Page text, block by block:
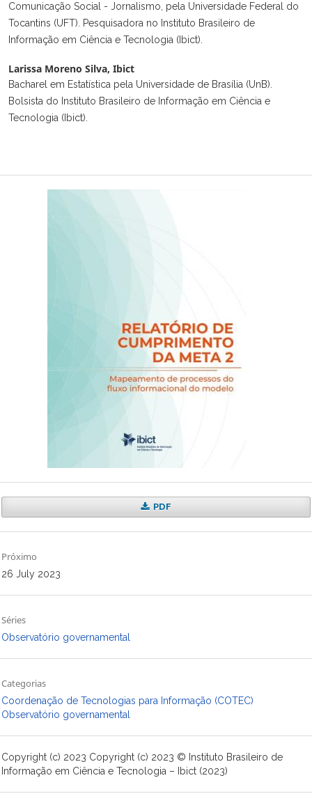
Comunicação Social - Jornalismo, pela Universidade Federal do
Tocantins (UFT). Pesquisadora no Instituto Brasileiro de
Informação em Ciência e Tecnologia (Ibict).
Larissa Moreno Silva, Ibict
Bacharel em Estatística pela Universidade de Brasília (UnB).
Bolsista do Instituto Brasileiro de Informação em Ciência e
Tecnologia (Ibict).
PDF
Próximo
26 July 2023
Séries
Observatório governamental
Categorias
Coordenação de Tecnologias para Informação (COTEC)
Observatório governamental
Copyright (c) 2023 Copyright (c) 2023 © Instituto Brasileiro de
Informação em Ciência e Tecnologia – Ibict (2023)